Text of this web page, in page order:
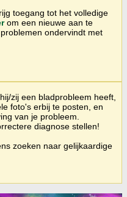
toegang tot het volledige
om een nieuwe aan te
ondervindt met
zij een bladprobleem heeft,
foto's erbij te posten, en
van je probleem.
diagnose stellen!
zoeken naar gelijkaardige